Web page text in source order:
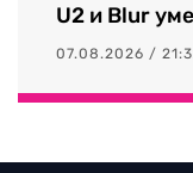
U2 и Blur
07.08.2026 /